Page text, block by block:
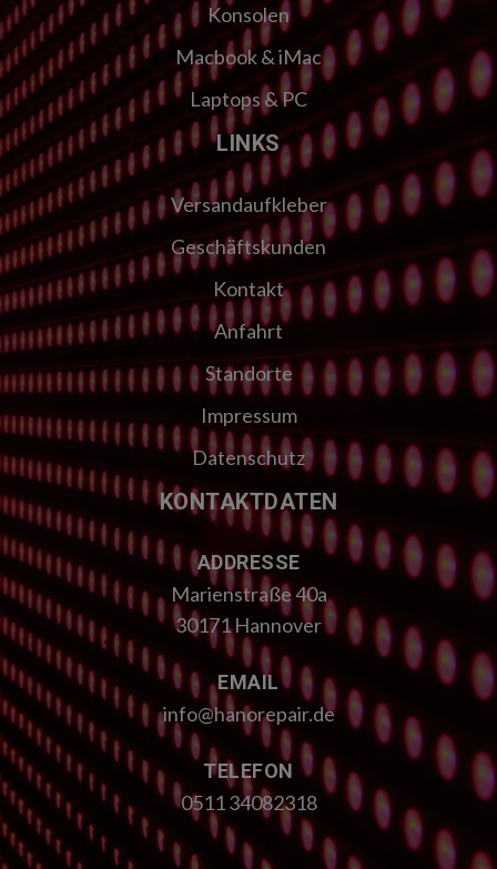
Konsolen
Macbook & iMac
Laptops & PC
LINKS
Versandaufkleber
Geschäftskunden
Kontakt
Anfahrt
Standorte
Impressum
Datenschutz
KONTAKTDATEN
ADDRESSE
Marienstraße 40a
30171 Hannover
EMAIL
info@hanorepair.de
TELEFON
0511 34082318